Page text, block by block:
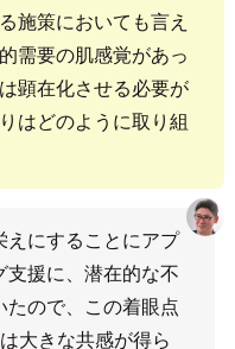
施策においても言え
需要の肌感覚があっ
顕在化させる必要が
はどのように取り組
えにすることにアプ
支援に、潜在的な不
たので、この着眼点
大きな共感が得ら